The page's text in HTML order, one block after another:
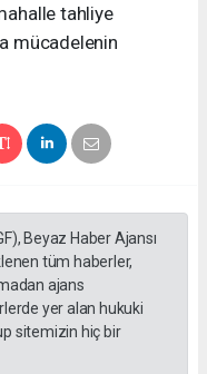
tahliye
mücadelenin
Beyaz Haber Ajansı
tüm haberler,
ajans
yer alan hukuki
sitemizin hiç bir